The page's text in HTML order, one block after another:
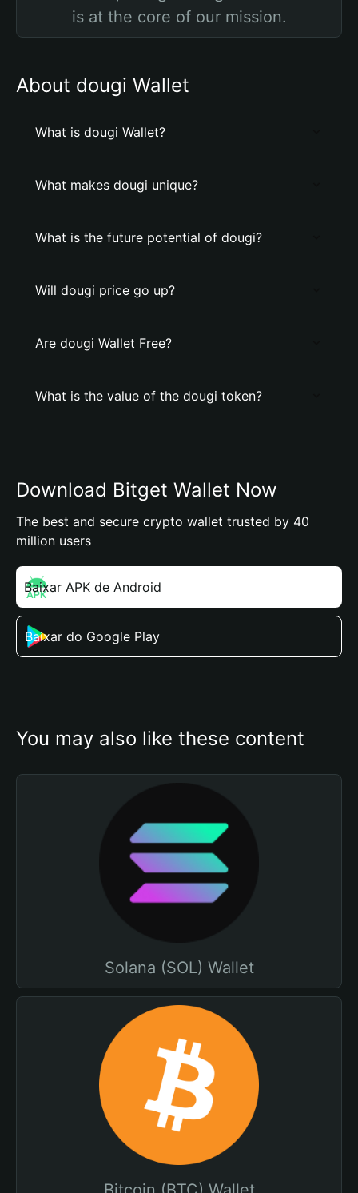
is at the core of our mission.
About dougi Wallet
What is dougi Wallet?
What makes dougi unique?
What is the future potential of dougi?
Will dougi price go up?
Are dougi Wallet Free?
What is the value of the dougi token?
Download Bitget Wallet Now
The best and secure crypto wallet trusted by 40
million users
Baixar APK de Android
Baixar do Google Play
You may also like these content
Solana (SOL) Wallet